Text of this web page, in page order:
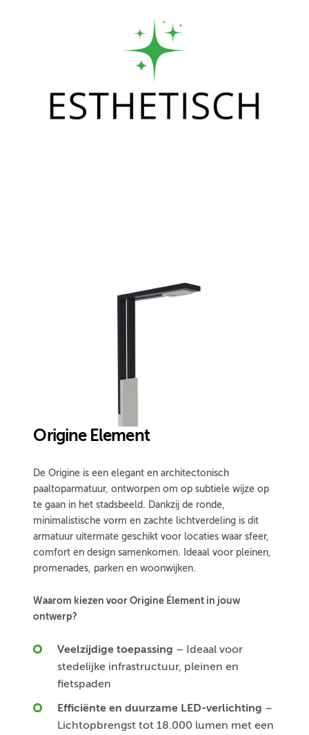
Origine Element
De Origine is een elegant en architectonisch
paaltoparmatuur, ontworpen om op subtiele wijze op
te gaan in het stadsbeeld. Dankzij de ronde,
minimalistische vorm en zachte lichtverdeling is dit
armatuur uitermate geschikt voor locaties waar sfeer,
comfort en design samenkomen. Ideaal voor pleinen,
promenades, parken en woonwijken.
Waarom kiezen voor Origine Élement in jouw
ontwerp?
Veelzijdige toepassing – Ideaal voor
stedelijke infrastructuur, pleinen en
fietspaden
Efficiënte en duurzame LED-verlichting –
Lichtopbrengst tot 18.000 lumen met een